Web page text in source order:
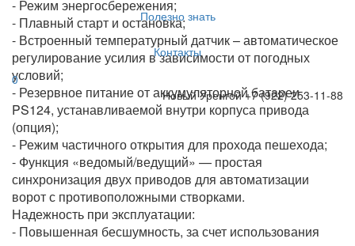
Полезно знать
Контакты
0
Новый Уренгой+7 (922) 253-11-88
- Режим энергосбережения;
- Плавный старт и остановка;
- Встроенный температурный датчик – автоматическое
регулирование усилия в зависимости от погодных
условий;
- Резервное питание от аккумуляторной батареи
PS124, устанавливаемой внутри корпуса привода
(опция);
- Режим частичного открытия для прохода пешехода;
- Функция «ведомый/ведущий» — простая
синхронизация двух приводов для автоматизации
ворот с противоположными створками.
Надежность при эксплуатации:
- Повышенная бесшумность, за счет использования